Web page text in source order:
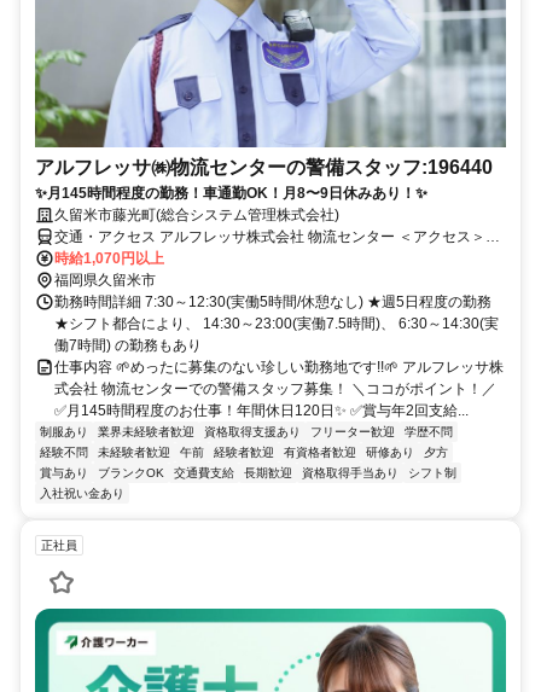
アルフレッサ㈱物流センターの警備スタッフ:196440
✨月145時間程度の勤務！車通勤OK！月8〜9日休みあり！✨
久留米市藤光町(総合システム管理株式会社)
交通・アクセス アルフレッサ株式会社 物流センター ＜アクセス＞南
野伏間バス停から徒歩で6分
時給1,070円以上
福岡県久留米市
勤務時間詳細 7:30～12:30(実働5時間/休憩なし) ★週5日程度の勤務
★シフト都合により、 14:30～23:00(実働7.5時間)、 6:30～14:30(実
働7時間) の勤務もあり
仕事内容 🌱めったに募集のない珍しい勤務地です!!🌱 アルフレッサ株
式会社 物流センターでの警備スタッフ募集！ ＼ココがポイント！／
✅月145時間程度のお仕事！年間休日120日✨ ✅賞与年2回支給...
制服あり 業界未経験者歓迎 資格取得支援あり フリーター歓迎
学歴不問
経験不問
未経験者歓迎 午前 経験者歓迎 有資格者歓迎 研修あり
夕方
賞与あり
ブランクOK 交通費支給 長期歓迎 資格取得手当あり
シフト制
入社祝い金あり
正社員